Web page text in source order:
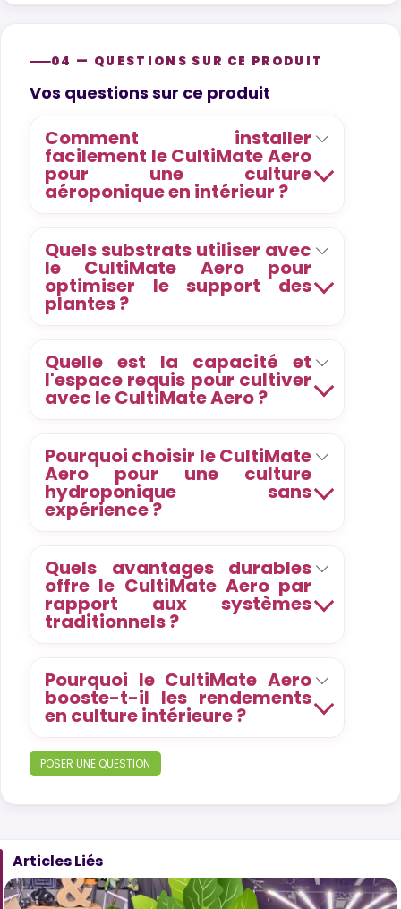
04 — QUESTIONS SUR CE PRODUIT
Product questions
Vos questions sur ce produit
Comment installer
facilement le CultiMate Aero
pour une culture
aéroponique en intérieur ?
Quels substrats utiliser avec
le CultiMate Aero pour
optimiser le support des
plantes ?
Quelle est la capacité et
l'espace requis pour cultiver
avec le CultiMate Aero ?
Pourquoi choisir le CultiMate
Aero pour une culture
hydroponique sans
expérience ?
Quels avantages durables
offre le CultiMate Aero par
rapport aux systèmes
traditionnels ?
Pourquoi le CultiMate Aero
booste-t-il les rendements
en culture intérieure ?
POSER UNE QUESTION
Articles Liés